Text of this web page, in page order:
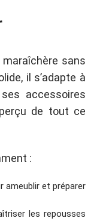
maraîchère sans
il s’adapte à
accessoires
de tout ce
:
ameublir et préparer
les repousses